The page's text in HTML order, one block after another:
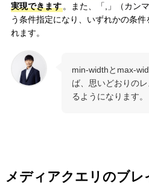
実現できます。また、「,」（カン
う条件指定になり、いずれかの条
れます。
min-widthとmax-
ば、思いどおりの
るようになります。
メディアクエリのブレ